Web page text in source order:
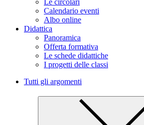
Le circolari
Calendario eventi
Albo online
Didattica
Panoramica
Offerta formativa
Le schede didattiche
I progetti delle classi
Tutti gli argomenti